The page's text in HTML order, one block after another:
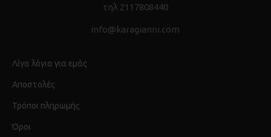
τηλ 2117808440
info@karagianni.com
Λίγα λόγια για εμάς
Αποστολές
Τρόποι πληρωμής
Όροι